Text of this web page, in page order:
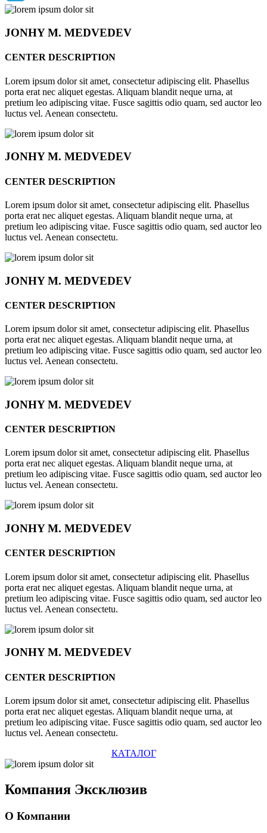
JONHYM. MEDVEDEV
CENTER DESCRIPTION
Lorem ipsum dolor sit amet, consectetur adipiscing elit. Phasellus
porta erat nec aliquet egestas. Aliquam blandit neque urna, at
pretium leo adipiscing vitae. Fusce sagittis odio quam, sed auctor leo
luctus vel. Aenean consectetu.
JONHYM. MEDVEDEV
CENTER DESCRIPTION
Lorem ipsum dolor sit amet, consectetur adipiscing elit. Phasellus
porta erat nec aliquet egestas. Aliquam blandit neque urna, at
pretium leo adipiscing vitae. Fusce sagittis odio quam, sed auctor leo
luctus vel. Aenean consectetu.
JONHYM. MEDVEDEV
CENTER DESCRIPTION
Lorem ipsum dolor sit amet, consectetur adipiscing elit. Phasellus
porta erat nec aliquet egestas. Aliquam blandit neque urna, at
pretium leo adipiscing vitae. Fusce sagittis odio quam, sed auctor leo
luctus vel. Aenean consectetu.
JONHYM. MEDVEDEV
CENTER DESCRIPTION
Lorem ipsum dolor sit amet, consectetur adipiscing elit. Phasellus
porta erat nec aliquet egestas. Aliquam blandit neque urna, at
pretium leo adipiscing vitae. Fusce sagittis odio quam, sed auctor leo
luctus vel. Aenean consectetu.
JONHYM. MEDVEDEV
CENTER DESCRIPTION
Lorem ipsum dolor sit amet, consectetur adipiscing elit. Phasellus
porta erat nec aliquet egestas. Aliquam blandit neque urna, at
pretium leo adipiscing vitae. Fusce sagittis odio quam, sed auctor leo
luctus vel. Aenean consectetu.
JONHYM. MEDVEDEV
CENTER DESCRIPTION
Lorem ipsum dolor sit amet, consectetur adipiscing elit. Phasellus
porta erat nec aliquet egestas. Aliquam blandit neque urna, at
pretium leo adipiscing vitae. Fusce sagittis odio quam, sed auctor leo
luctus vel. Aenean consectetu.
КАТАЛОГ
Компания Эксклюзив
О Компании